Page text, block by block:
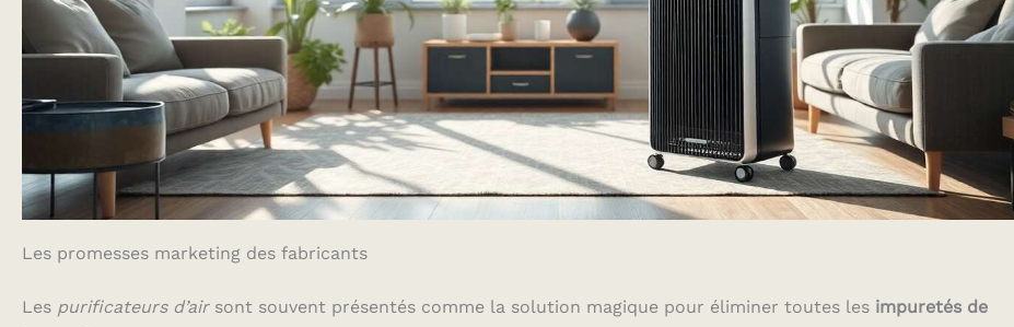
Les promesses marketing des fabricants
Les purificateurs d’airsont souvent présentés comme la solution magique pour éliminer toutes les impuretés de